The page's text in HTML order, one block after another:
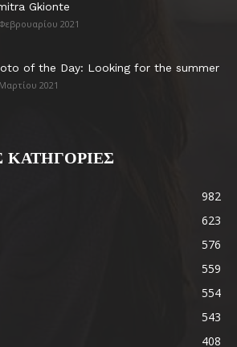
Gkionte
2021
of the Day: Looking for the summer
2021
ΚΑΤΗΓΟΡΙΕΣ
982
623
576
559
554
543
408